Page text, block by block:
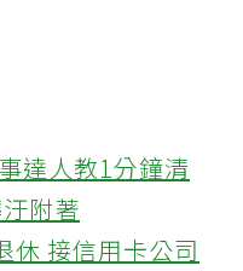
達人教1分鐘清
附著
休 接信用卡公司